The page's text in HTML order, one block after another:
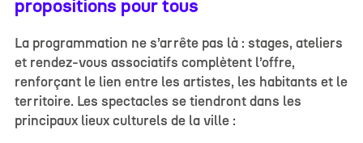
propositions pour tous
La programmation ne s’arrête pas là : stages, ateliers
et rendez-vous associatifs complètent l’offre,
renforçant le lien entre les artistes, les habitants et le
territoire. Les spectacles se tiendront dans les
principaux lieux culturels de la ville :